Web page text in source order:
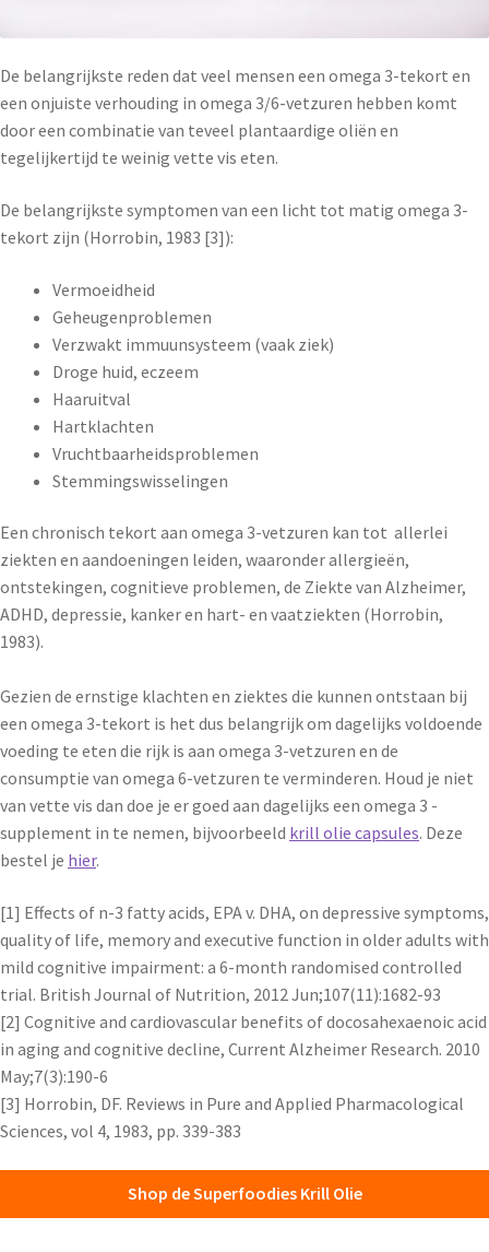
De belangrijkste reden dat veel mensen een omega 3-tekort en
een onjuiste verhouding in omega 3/6-vetzuren hebben komt
door een combinatie van teveel plantaardige oliën en
tegelijkertijd te weinig vette vis eten.
De belangrijkste symptomen van een licht tot matig omega 3-
tekort zijn (Horrobin, 1983 [3]):
Vermoeidheid
Geheugenproblemen
Verzwakt immuunsysteem (vaak ziek)
Droge huid, eczeem
Haaruitval
Hartklachten
Vruchtbaarheidsproblemen
Stemmingswisselingen
Een chronisch tekort aan omega 3-vetzuren kan tot allerlei
ziekten en aandoeningen leiden, waaronder allergieën,
ontstekingen, cognitieve problemen, de Ziekte van Alzheimer,
ADHD, depressie, kanker en hart- en vaatziekten (Horrobin,
1983).
Gezien de ernstige klachten en ziektes die kunnen ontstaan bij
een omega 3-tekort is het dus belangrijk om dagelijks voldoende
voeding te eten die rijk is aan omega 3-vetzuren en de
consumptie van omega 6-vetzuren te verminderen. Houd je niet
van vette vis dan doe je er goed aan dagelijks een omega 3 -
supplement in te nemen, bijvoorbeeld krill olie capsules. Deze
bestel je hier.
[1] Effects of n-3 fatty acids, EPA v. DHA, on depressive symptoms,
quality of life, memory and executive function in older adults with
mild cognitive impairment: a 6-month randomised controlled
trial. British Journal of Nutrition, 2012 Jun;107(11):1682-93
[2] Cognitive and cardiovascular benefits of docosahexaenoic acid
in aging and cognitive decline, Current Alzheimer Research. 2010
May;7(3):190-6
[3] Horrobin, DF. Reviews in Pure and Applied Pharmacological
Sciences, vol 4, 1983, pp. 339-383
Shop de Superfoodies Krill Olie